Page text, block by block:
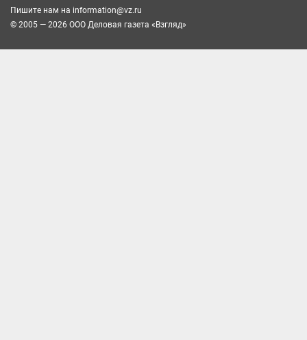
Пишите нам на information@vz.ru
© 2005 — 2026 ООО Деловая газета «Взгляд»